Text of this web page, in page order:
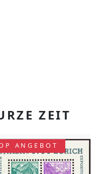
ZEIT
ANGEBOT